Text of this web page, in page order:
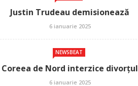
Justin Trudeau demisionează
6 ianuarie 2025
NEWSBEAT
Coreea de Nord interzice divorțul
6 ianuarie 2025